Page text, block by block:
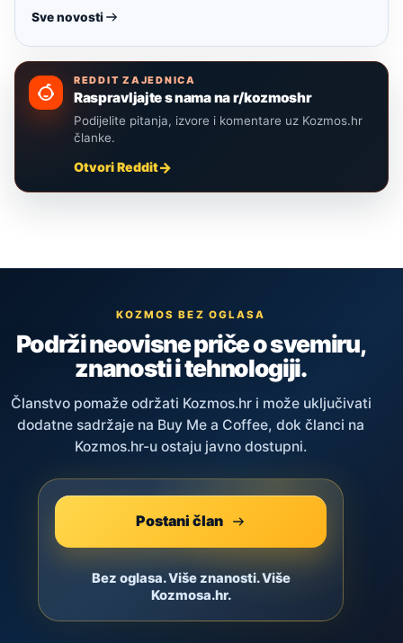
Sve novosti
REDDIT ZAJEDNICA
Raspravljajte s nama na r/kozmoshr
Podijelite pitanja, izvore i komentare uz Kozmos.hr
članke.
Otvori Reddit
KOZMOS BEZ OGLASA
Podrži neovisne priče o svemiru,
znanosti i tehnologiji.
Članstvo pomaže održati Kozmos.hr i može uključivati
dodatne sadržaje na Buy Me a Coffee, dok članci na
Kozmos.hr-u ostaju javno dostupni.
Postani član
Bez oglasa. Više znanosti. Više
Kozmosa.hr.